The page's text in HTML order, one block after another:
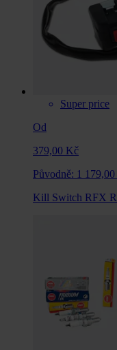
Super price
Od
379,00 Kč
Původně: 1
Kill Switch RFX